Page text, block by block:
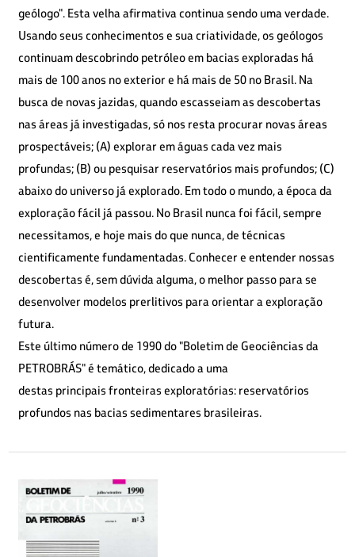
geólogo". Esta velha afirmativa continua sendo uma verdade.
Usando seus conhecimentos e sua criatividade, os geólogos
continuam descobrindo petróleo em bacias exploradas há
mais de 100 anos no exterior e há mais de 50 no Brasil. Na
busca de novas jazidas, quando escasseiam as descobertas
nas áreas já investigadas, só nos resta procurar novas áreas
prospectáveis; (A) explorar em águas cada vez mais
profundas; (B) ou pesquisar reservatórios mais profundos; (C)
abaixo do universo já explorado. Em todo o mundo, a época da
exploração fácil já passou. No Brasil nunca foi fácil, sempre
necessitamos, e hoje mais do que nunca, de técnicas
cientificamente fundamentadas. Conhecer e entender nossas
descobertas é, sem dúvida alguma, o melhor passo para se
desenvolver modelos prerlitivos para orientar a exploração
futura.
Este último número de 1990 do "Boletim de Geociências da
PETROBRÁS" é temático, dedicado a uma
destas principais fronteiras exploratórias: reservatórios
profundos nas bacias sedimentares brasileiras.